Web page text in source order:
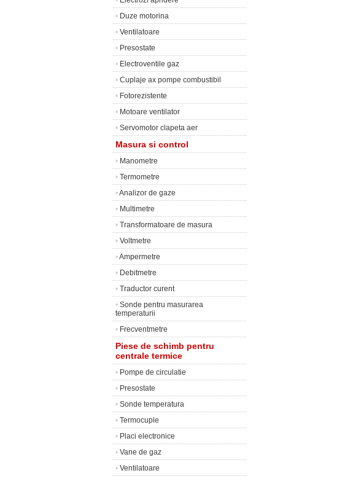
• Duze motorina
• Ventilatoare
• Presostate
• Electroventile gaz
• Cuplaje ax pompe combustibil
• Fotorezistente
• Motoare ventilator
• Servomotor clapeta aer
Masura si control
• Manometre
• Termometre
•Analizor de gaze
• Multimetre
• Transformatoare de masura
• Voltmetre
•Ampermetre
• Debitmetre
• Traductor curent
• Sonde pentru masurarea
temperaturii
• Frecventmetre
Piese de schimb pentru
centrale termice
• Pompe de circulatie
• Presostate
• Sonde temperatura
• Termocuple
• Placi electronice
• Vane de gaz
• Ventilatoare